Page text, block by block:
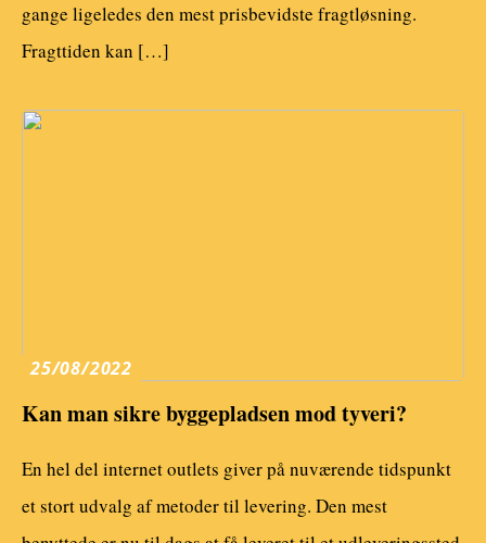
gange ligeledes den mest prisbevidste fragtløsning.
Fragttiden kan […]
25/08/2022
Kan man sikre byggepladsen mod tyveri?
En hel del internet outlets giver på nuværende tidspunkt
et stort udvalg af metoder til levering. Den mest